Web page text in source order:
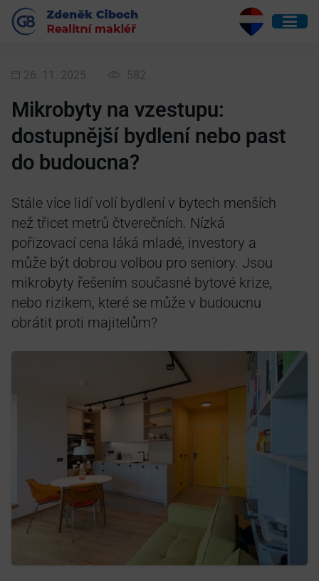
26. 11. 2025 582
Mikrobyty na vzestupu:
dostupnější bydlení nebo past
do budoucna?
Stále více lidí volí bydlení v bytech menších
než třicet metrů čtverečních. Nízká
pořizovací cena láká mladé, investory a
může být dobrou volbou pro seniory. Jsou
mikrobyty řešením současné bytové krize,
nebo rizikem, které se může v budoucnu
obrátit proti majitelům?